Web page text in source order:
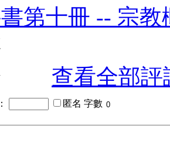
第十冊 -- 宗教
查看全部評
匿名 字數